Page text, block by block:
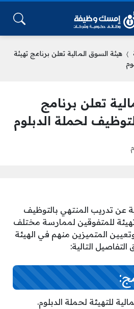
هيئة السوق المالية تعلن برنامج تهيئة
تعلن برنامج
لحملة الدبلوم
عن تدريب المنتهي بالتوظيف
تهيئة للمتفوقين لممارسة مختلف
المتميزين منهم في الهيئة
التالية:
للتهيئة لحملة الدبلوم.